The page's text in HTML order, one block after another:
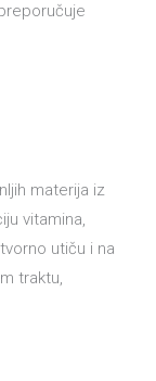
materija iz
vitamina,
utiču i na
traktu,